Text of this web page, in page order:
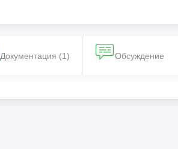
Документация (1) Обсуждение